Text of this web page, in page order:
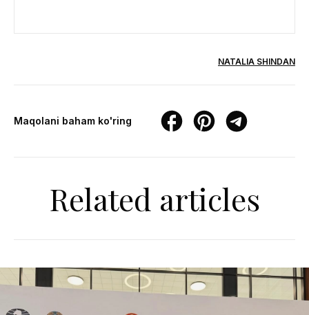
NATALIA SHINDAN
Maqolani baham ko'ring
Related articles